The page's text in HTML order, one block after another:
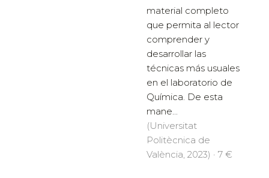
material completo
que permita al lector
comprender y
desarrollar las
técnicas más usuales
en el laboratorio de
Química. De esta
mane...
(Universitat
Politècnica de
València, 2023) · 7 €